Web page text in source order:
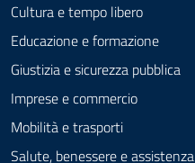
Cultura e tempo libero
Educazione e formazione
Giustizia e sicurezza pubblica
Imprese e commercio
Mobilità e trasporti
Salute, benessere e assistenza